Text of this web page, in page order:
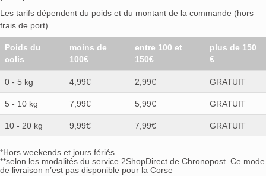
Les tarifs dépendent du poids et du montant de la commande (hors
frais de port)
Poids du
colis
moins de
100€
entre 100 et
150€
plus de 150
€
0 - 5 kg 4,99€ 2,99€ GRATUIT
5 - 10 kg 7,99€ 5,99€ GRATUIT
10 - 20 kg 9,99€ 7,99€ GRATUIT
*Hors weekends et jours fériés
**selon les modalités du service 2ShopDirect de Chronopost. Ce mode
de livraison n’est pas disponible pour la Corse